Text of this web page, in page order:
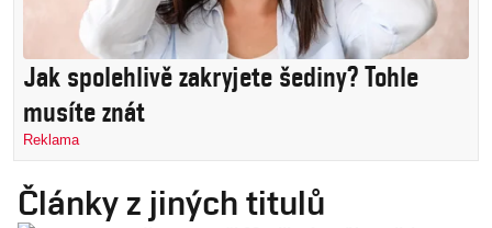
Jak spolehlivě zakryjete šediny? Tohle
musíte znát
Reklama
Články z jiných titulů